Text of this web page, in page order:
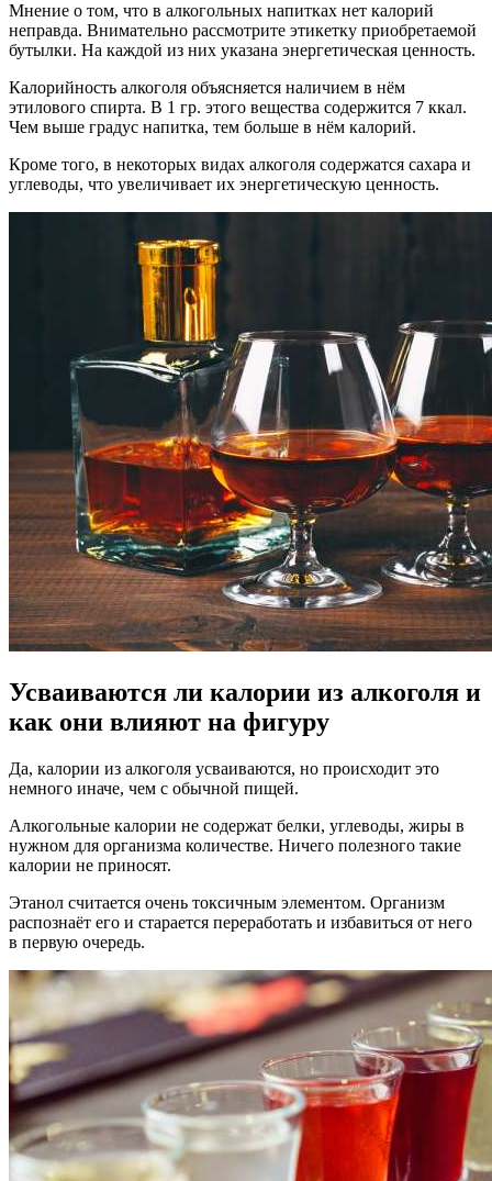
Мнение о том, что в алкогольных напитках нет калорий
неправда. Внимательно рассмотрите этикетку приобретаемой
бутылки. На каждой из них указана энергетическая ценность.
Калорийность алкоголя объясняется наличием в нём
этилового спирта. В 1 гр. этого вещества содержится 7 ккал.
Чем выше градус напитка, тем больше в нём калорий.
Кроме того, в некоторых видах алкоголя содержатся сахара и
углеводы, что увеличивает их энергетическую ценность.
Усваиваются ли калории из алкоголя и
как они влияют на фигуру
Да, калории из алкоголя усваиваются, но происходит это
немного иначе, чем с обычной пищей.
Алкогольные калории не содержат белки, углеводы, жиры в
нужном для организма количестве. Ничего полезного такие
калории не приносят.
Этанол считается очень токсичным элементом. Организм
распознаёт его и старается переработать и избавиться от него
в первую очередь.